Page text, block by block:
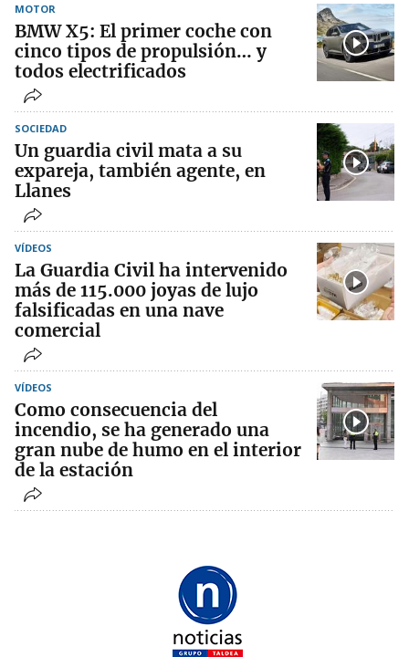
MOTOR
BMW X5: El primer coche con
cinco tipos de propulsión… y
todos electrificados
SOCIEDAD
Un guardia civil mata a su
expareja, también agente, en
Llanes
VÍDEOS
La Guardia Civil ha intervenido
más de 115.000 joyas de lujo
falsificadas en una nave
comercial
VÍDEOS
Como consecuencia del
incendio, se ha generado una
gran nube de humo en el interior
de la estación